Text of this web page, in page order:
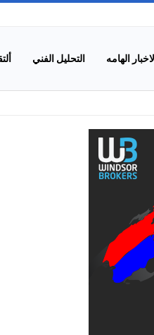
الهامه التحليل الفني